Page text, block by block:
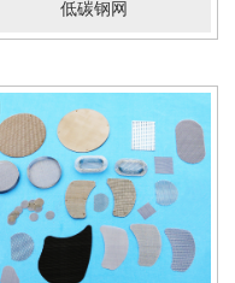
低碳钢网